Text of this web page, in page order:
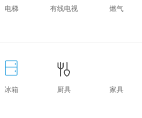
电梯 有线电视 燃气
冰箱 厨具 家具